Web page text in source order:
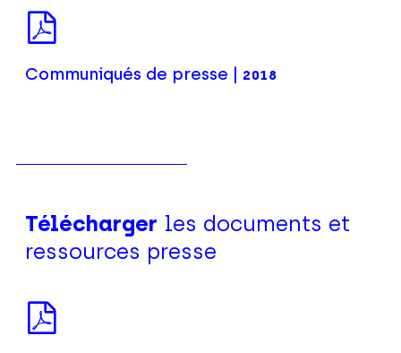
Communiqués de presse | 2018
Télécharger les documents et
ressources presse